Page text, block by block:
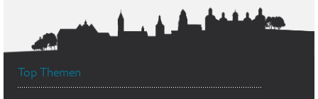
Top Themen